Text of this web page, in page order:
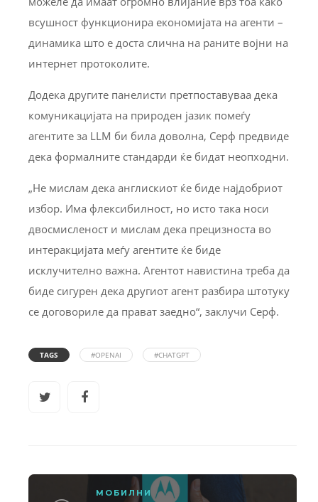
всушност функционира економијата на агенти –
динамика што е доста слична на раните војни на
интернет протоколите.
Додека другите панелисти претпоставуваа дека
комуникацијата на природен јазик помеѓу
агентите за LLM би била доволна, Серф предвиде
дека формалните стандарди ќе бидат неопходни.
„Не мислам дека англискиот ќе биде најдобриот
избор. Има флексибилност, но исто така носи
двосмисленост и мислам дека прецизноста во
интеракцијата меѓу агентите ќе биде
исклучително важна. Агентот навистина треба да
биде сигурен дека другиот агент разбира штотуку
се договориле да прават заедно“, заклучи Серф.
TAGS #OPENAI #CHATGPT
МОБИЛНИ